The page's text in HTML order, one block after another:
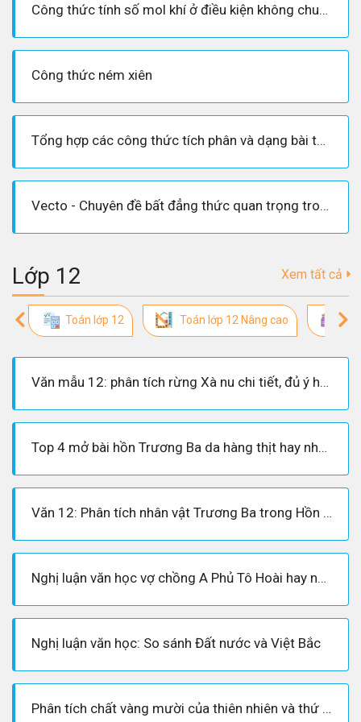
Công thức tính số mol khí ở điều kiện không chuẩn
Công thức ném xiên
Tổng hợp các công thức tích phân và dạng bài tập liên quan
Vecto - Chuyên đề bất đẳng thức quan trọng trong toán học
Lớp 12 Xem tất cả
Toán lớp 12 Toán lớp 12 Nâng cao
Văn mẫu 12: phân tích rừng Xà nu chi tiết, đủ ý hay không thể bỏ qua
Top 4 mở bài hồn Trương Ba da hàng thịt hay nhất trong môn văn 12
Văn 12: Phân tích nhân vật Trương Ba trong Hồn Trương Ba da hàng thịt
Nghị luận văn học vợ chồng A Phủ Tô Hoài hay nhất: Văn mẫu lớp 12
Nghị luận văn học: So sánh Đất nước và Việt Bắc
Phân tích chất vàng mười của thiên nhiên và thứ vàng mười đã qua thử lửa ở con người Tây Bắc được thể hiện qua đoạn trích người lái đò sông Đà